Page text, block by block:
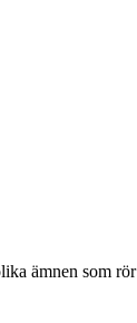
ämnen som rör